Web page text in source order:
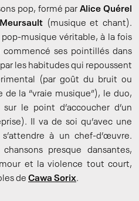
pop, formé parAlice Quérel
(musique et chant).
musique véritable, à la fois
ses pointillés dans
les habitudes qui repoussent
(par goût du bruit ou
la “vraie musique”), le duo,
le point d’accoucher d’un
Il va de soi qu’avec une
à un chef-d’œuvre.
presque dansantes,
et la violence tout court,
de Cawa Sorix.